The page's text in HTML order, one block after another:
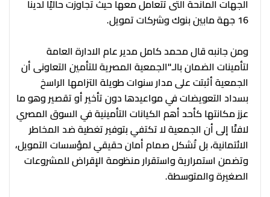
الجهات المانحة التى تتعامل معها حيث تجاوزت حاليًا لدينا
16 جهة مابين بنوك وشركات تمويل.
ومن جانبه قال محمد كامل مدير عام الادارة العامة
لتأمينات الضمان بالـ"الجمعية المصرية للتأمين التعاونى أن
الجمعية أثبتت على مدار سنوات طويلة التزامها الراسخ
بسداد التعويضات في مواعيدها دون تأخير أو تقصير وهو ما
عزز مكانتها كأحد أهم الكيانات التأمينية في السوق المصري
لافتًا إلى أن الجمعية لا تكتفي بتوفير تغطية ضد المخاطر
الائتمانية، بل تُشكل صمام أمان حقيقي لمؤسسات التمويل،
وتضمن استمرارية واستقرار منظومة الإقراض للمشروعات
الصغيرة والمتوسطة.